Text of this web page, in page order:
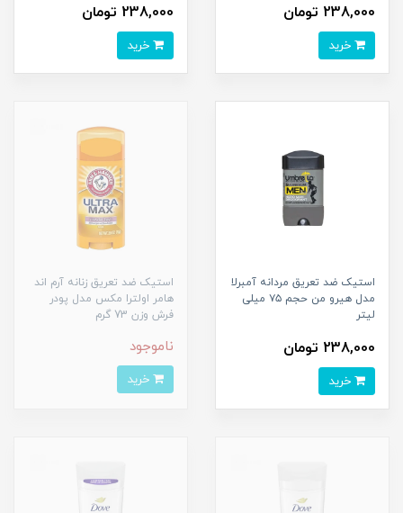
238,000 تومان 238,000 تومان
استیک ضد تعریق مردانه آمبرلا
مدل هیرو من حجم ۷۵ میلی
لیتر
238,000 تومان
استیک ضد تعریق زنانه آرم اند
هامر اولترا مکس مدل پودر
فرش وزن 73 گرم
ناموجود